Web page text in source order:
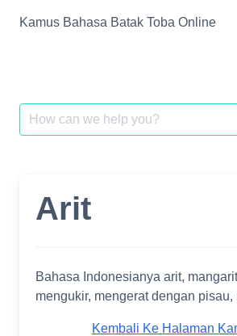
Kamus Bahasa Batak Toba Online
Search
for:
Arit
Bahasa Indonesianya arit,
mengukir, mengerat dengan pisau,
Kembali Ke Halaman